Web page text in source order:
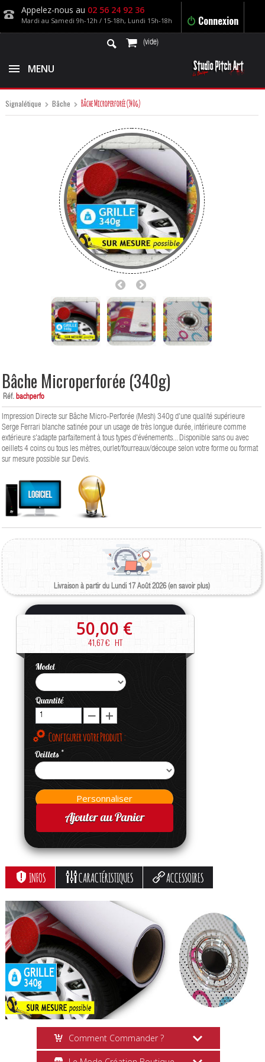
Connexion
Appelez-nous au 02 56 24 92 36
Mardi au Samedi 9h-12h / 15-18h, Lundi 15h-18h
(vide)
MENU
Signalétique Bâche Bâche Microperforée (340g)
Bâche Microperforée (340g)
Réf. bachperfo
Impression Directe sur Bâche Micro-Perforée (Mesh) 340g d'une qualité supérieure
Serge Ferrari blanche satinée pour un usage de très longue durée, intérieure comme
extérieure s'adapte parfaitement à tous types d'événements... Disponible sans ou avec
oeillets 4 coins ou tous les mètres, ourlet/fourreaux/découpe selon votre forme ou format
sur mesure possible sur Devis.
Livraison à partir du Lundi 17 Août 2026 (en savoir plus)
50,00 €
41,67 € HT
Model
Quantité
Configurer votre Produit :
Oeillets *
Ajouter au Panier
INFOS CARACTÉRISTIQUES ACCESSOIRES
Comment Commander ?